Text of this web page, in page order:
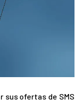
ofertas de SMS